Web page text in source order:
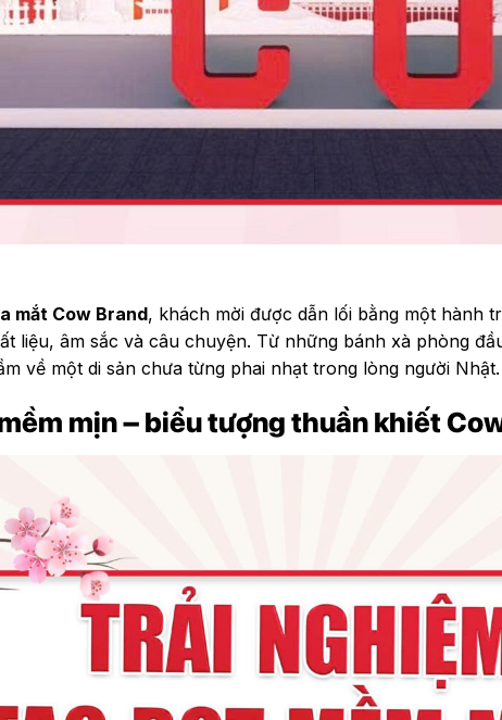
mắt Cow Brand, khách mời được dẫn lối bằng một hành
liệu, âm sắc và câu chuyện. Từ những bánh xà phòng
về một di sản chưa từng phai nhạt trong lòng người Nhật.
mịn – biểu tượng thuần khiết